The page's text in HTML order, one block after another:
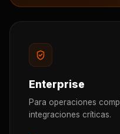
Enterprise
Para operaciones
integraciones críticas.